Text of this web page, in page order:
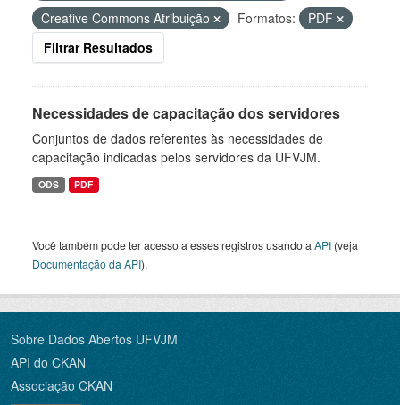
Creative Commons Atribuição
Formatos:
PDF
Filtrar Resultados
Necessidades de capacitação dos servidores
Conjuntos de dados referentes às necessidades de
capacitação indicadas pelos servidores da UFVJM.
ODS PDF
Você também pode ter acesso a esses registros usando a API (veja
Documentação da API).
Sobre Dados Abertos UFVJM
API do CKAN
Associação CKAN